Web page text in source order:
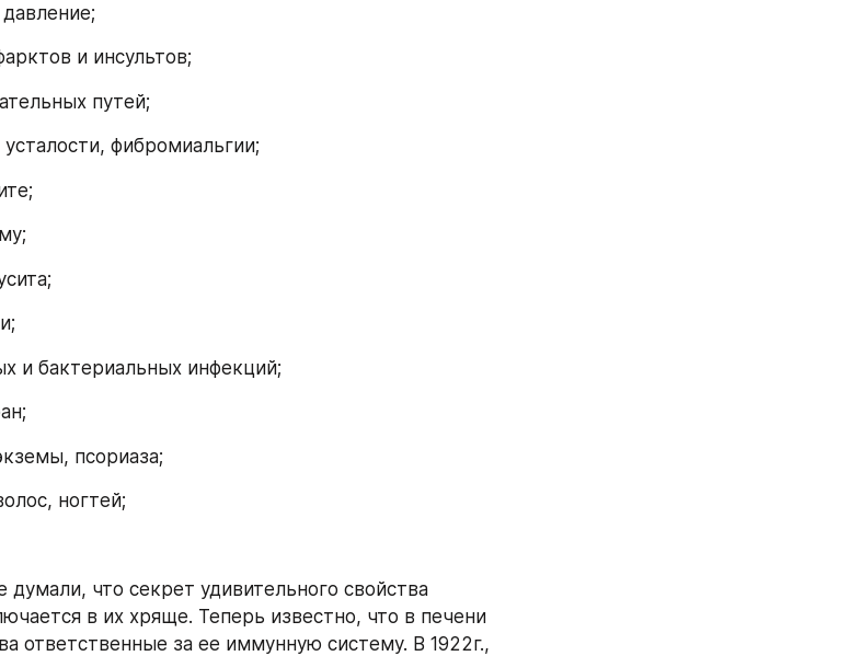
и инсультов;
путей;
фибромиальгии;
и бактериальных инфекций;
псориаза;
ногтей;
думали, что секрет удивительного свойства
в их хряще. Теперь известно, что в печени
ответственные за ее иммунную систему. В 1922г.,